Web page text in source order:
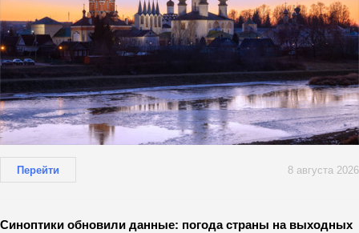
Перейти 8 августа 2026
Синоптики обновили данные: погода страны на выходных